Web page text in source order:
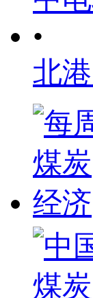
•
北